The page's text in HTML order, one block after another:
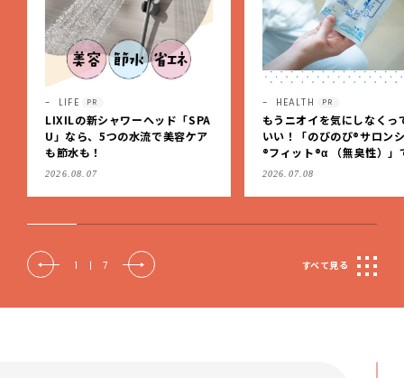
HEALTH
もうニオイを気にしなくっても
いい！「のびのび®サロンシップ
®フィット®α （無臭性）」で、
肩こりや足腰のダルさを出先で
2026.07.08
LIFE
第2弾！【LEE「小さい家
賞】募集スタート！グラン
賞金は10万円【応募は9月
（日）まで】
2026.07.07
2 | 7 すべて見る